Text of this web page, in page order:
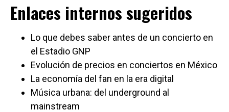
Enlaces internos sugeridos
Lo que debes saber antes de un concierto en
el Estadio GNP
Evolución de precios en conciertos en México
La economía del fan en la era digital
Música urbana: del underground al
mainstream